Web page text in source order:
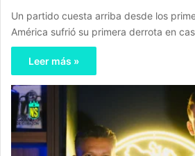
Un partido cuesta arriba desde los
América sufrió su primera derrota en
Leer más »